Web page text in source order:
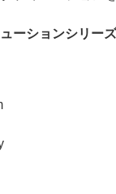
ーションシリー